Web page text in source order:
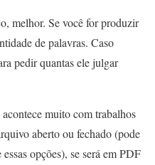
melhor. Se você for produzir
de palavras. Caso
pedir quantas ele julgar
muito com trabalhos
aberto ou fechado (pode
opções), se será em PDF